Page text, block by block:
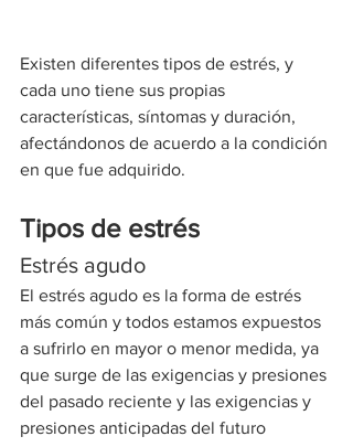
Existen diferentes tipos de estrés, y
cada uno tiene sus propias
características, síntomas y duración,
afectándonos de acuerdo a la condición
en que fue adquirido.
Tipos de estrés
Estrés agudo
El estrés agudo es la forma de estrés
más común y todos estamos expuestos
a sufrirlo en mayor o menor medida, ya
que surge de las exigencias y presiones
del pasado reciente y las exigencias y
presiones anticipadas del futuro